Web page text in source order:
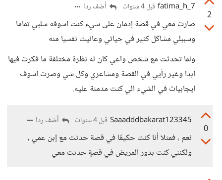
2
7_fatima_h قبل 4 سنوات أضف ردا
صارت معي في قصة إدمان على شيء كنت اشوفه سلبي تماما
وسببلي مشاكل كثير في حياتي وعانيت نفسيا منه
ولما تحدثت مع شخص واعي كان له نظرة مختلفة ما فكرت فيها
ابدا وغير رأيي في القصة ومشاعري وكل شي وصرت اشوف
ايجابيات في الشيء الي كنت مدمنة عليه.
0
Saaadddbakarat123345 قبل 4 سنوات أضف ردا
نعم ، فمثلا أنا كنت حكيمًا في قصة حدثت مع إبن عمي ،
ولكنني كنت بدور المريض في قصةٍ حدثت معي